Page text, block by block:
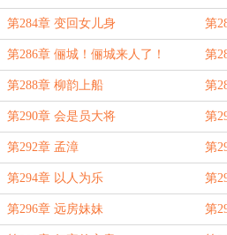
第284章 变回女儿身 第
第286章 俪城！俪城来人了！ 第
第288章 柳韵上船 第
第290章 会是员大将 第
第292章 孟漳 第
第294章 以人为乐 第
第296章 远房妹妹 第